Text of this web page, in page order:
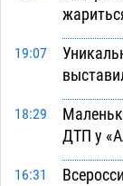
19:07
18:29
ДТП у
16:31